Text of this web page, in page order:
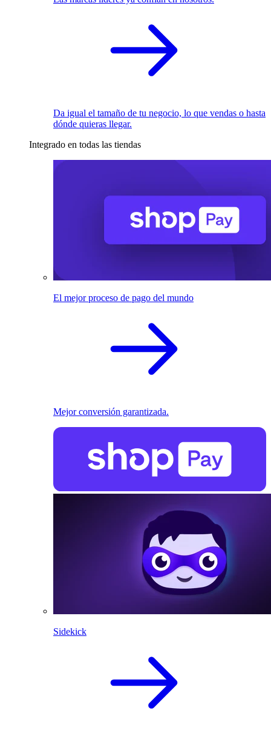
Da igual el tamaño de tu negocio, lo que vendas o hasta
dónde quieras llegar.
Integrado en todas las tiendas
El mejor proceso de pago del mundo
Mejor conversión garantizada.
Sidekick